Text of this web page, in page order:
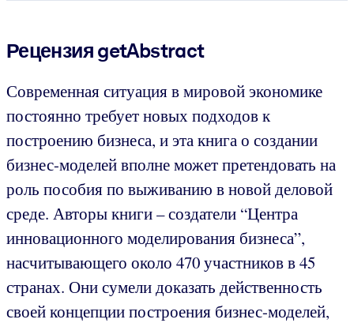
Рецензия getAbstract
Современная ситуация в мировой экономике
постоянно требует новых подходов к
построению бизнеса, и эта книга о создании
бизнес-моделей вполне может претендовать на
роль пособия по выживанию в новой деловой
среде. Авторы книги – создатели “Центра
инновационного моделирования бизнеса”,
насчитывающего около 470 участников в 45
странах. Они сумели доказать действенность
своей концепции построения бизнес-моделей,